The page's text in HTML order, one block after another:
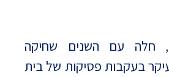
חלה עם השנים שחיקה
בעקבות פסיקות של בית